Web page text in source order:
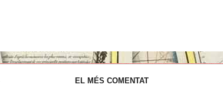
EL MÉS COMENTAT